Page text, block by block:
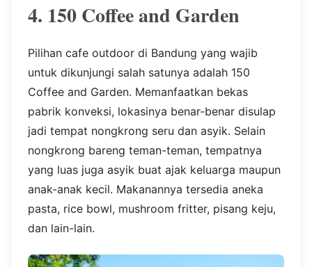
4. 150 Coffee and Garden
Pilihan cafe outdoor di Bandung yang wajib
untuk dikunjungi salah satunya adalah 150
Coffee and Garden. Memanfaatkan bekas
pabrik konveksi, lokasinya benar-benar disulap
jadi tempat nongkrong seru dan asyik. Selain
nongkrong bareng teman-teman, tempatnya
yang luas juga asyik buat ajak keluarga maupun
anak-anak kecil. Makanannya tersedia aneka
pasta, rice bowl, mushroom fritter, pisang keju,
dan lain-lain.